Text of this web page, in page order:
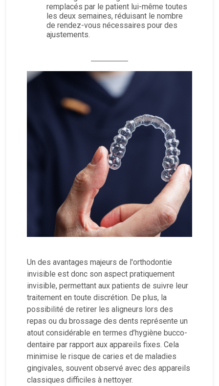
remplacés par le patient lui-même toutes
les deux semaines, réduisant le nombre
de rendez-vous nécessaires pour des
ajustements.
Un des avantages majeurs de l'orthodontie
invisible est donc son aspect pratiquement
invisible, permettant aux patients de suivre leur
traitement en toute discrétion. De plus, la
possibilité de retirer les aligneurs lors des
repas ou du brossage des dents représente un
atout considérable en termes d’hygiène bucco-
dentaire par rapport aux appareils fixes. Cela
minimise le risque de caries et de maladies
gingivales, souvent observé avec des appareils
classiques difficiles à nettoyer.